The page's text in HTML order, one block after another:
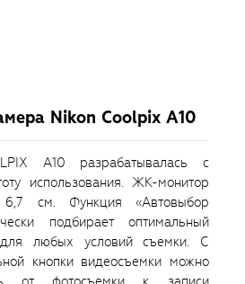
Nikon Coolpix A10
A10 разрабатывалась с
использования. ЖК-монитор
6,7 см. Функция «Автовыбор
подбирает оптимальный
любых условий съемки. С
кнопки видеосъемки можно